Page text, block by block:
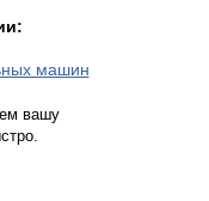
машин
вашу